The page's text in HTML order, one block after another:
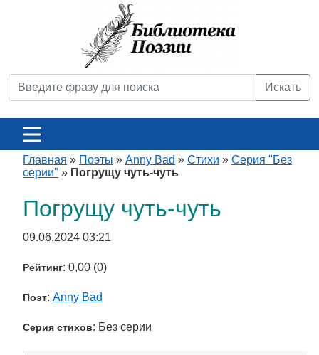
Искать
Главная » Поэты » Anny Bad » Стихи » Серия "Без
серии" » Погрущу чуть-чуть
Погрущу чуть-чуть
09.06.2024 03:21
Рейтинг: 0,00 (0)
Поэт: Anny Bad
Серия стихов: Без серии